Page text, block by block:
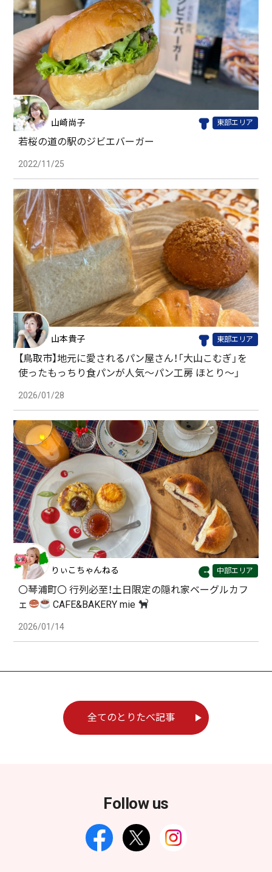
山崎尚子 東部エリア
若桜の道の駅のジビエバーガー
2022/11/25
山本貴子 東部エリア
【鳥取市】地元に愛されるパン屋さん！「大山こむぎ」を
使ったもっちり食パンが人気〜パン工房 ほとり〜」
2026/01/28
りぃこちゃんねる 中部エリア
〇琴浦町〇 行列必至！土日限定の隠れ家ベーグルカフ
ェ
CAFE&BAKERY mie
2026/01/14
全てのとりたべ記事
Follow us